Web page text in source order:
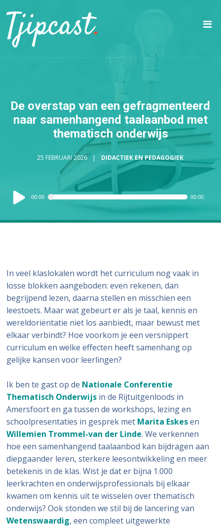
De overstap van een gefragmenteerd
naar samenhangend taalaanbod met
thematisch onderwijs
25 FEBRUARI 2026 DIDACTIEK EN PEDAGOGIEK
Audiospeler
00:00 00:00
In veel klaslokalen wordt het curriculum nog vaak in
losse blokken aangeboden: even rekenen, dan
begrijpend lezen, daarna stellen en misschien een
leestoets. Maar wat gebeurt er als je taal, kennis en
wereldoriëntatie niet los aanbiedt, maar bewust met
elkaar verbindt? Hoe voorkom je een versnippert
curriculum en welke effecten heeft samenhang op
gelijke kansen voor leerlingen?
Ik ben te gast op de Nationale Conferentie
Thematisch Onderwijs in de Rijtuitgenloods in
Amersfoort en ga tussen de workshops, lezing en
schoolpresentaties in gesprek met Marita Eskesen
Willemien Trommel-van der Linde. We verkennen
hoe een samenhangend taalaanbod kan bijdragen aan
diepgaander leren, sterkere leesontwikkeling en meer
betekenis in de klas. Wist je dat er bijna 1.000
leerkrachten en onderwijsprofessionals bij elkaar
kwamen om kennis uit te wisselen over thematisch
onderwijs? Ook stonden we stil bij de lancering van
Wetenswaardig, een compleet uitgewerkte